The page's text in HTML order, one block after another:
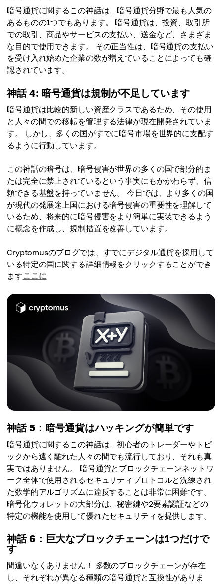
暗号通貨に関するこの神話は、暗号通貨分野で最も人気の
あるものの1つでもあります。 暗号通貨は、投資、取引所
での取引、商品やサービスの支払い、送金など、さまざま
な目的で使用できます。 その正当性は、暗号通貨の支払い
を受け入れ始めた企業の数が増えていることによっても確
認されています。
神話 4: 暗号通貨は規制が不足しています
暗号通貨は比較的新しい資産クラスであるため、その使用
と人々の間での移転を管理する法律が現在開発されていま
す。 しかし、多くの国がすでに暗号市場を世界的に支配す
るように行動しています。
この神話の暗号は、暗号侵害が世界の多くの国で部分的ま
たは完全に禁止されているという事実にもかかわらず、信
頼できる基盤を持っていません。 今日では、より多くの国
が現代の発展途上国における暗号侵害の重要性を理解して
いるため、将来的に暗号侵害をより簡単に実装できるよう
に概念を作成し、規制措置を改善しています。
Cryptomusのブログでは、すでにデジタル通貨を採用して
いる特定の国に関する詳細情報をクリックすることができ
ますここに
神話 5：暗号通貨はハッキングが簡単です
暗号通貨に関するこの神話は、初心者のトレーダーやトピ
ックから遠く離れた人々の間でも流行しており、それも真
実ではありません。 暗号通貨とブロックチェーンネットワ
ーク全体で使用されるセキュリティプロトコルと洗練され
た数学的アルゴリズムに違反することは非常に困難です。
暗号化ウォレットの大部分は、秘密鍵や2要素認証などの
特定の機能を使用して優れたセキュリティを提供します。
神話 6：巨大なブロックチェーンは1つだけで
す
間違いなくありません！ 多数のブロックチェーンが存在
し、それぞれが異なる種類の暗号通貨と互換性がありま